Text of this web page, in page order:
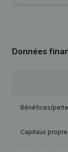
Données
Bénéfices/
Capitaux